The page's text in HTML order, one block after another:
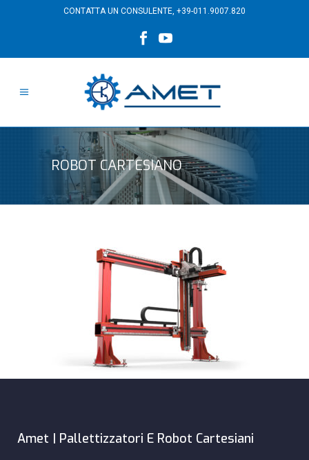
CONTATTA UN CONSULENTE, +39-011.9007.820
ROBOT CARTESIANO
Amet | Pallettizzatori E Robot Cartesiani